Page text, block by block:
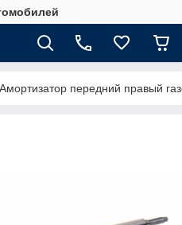
передний правый